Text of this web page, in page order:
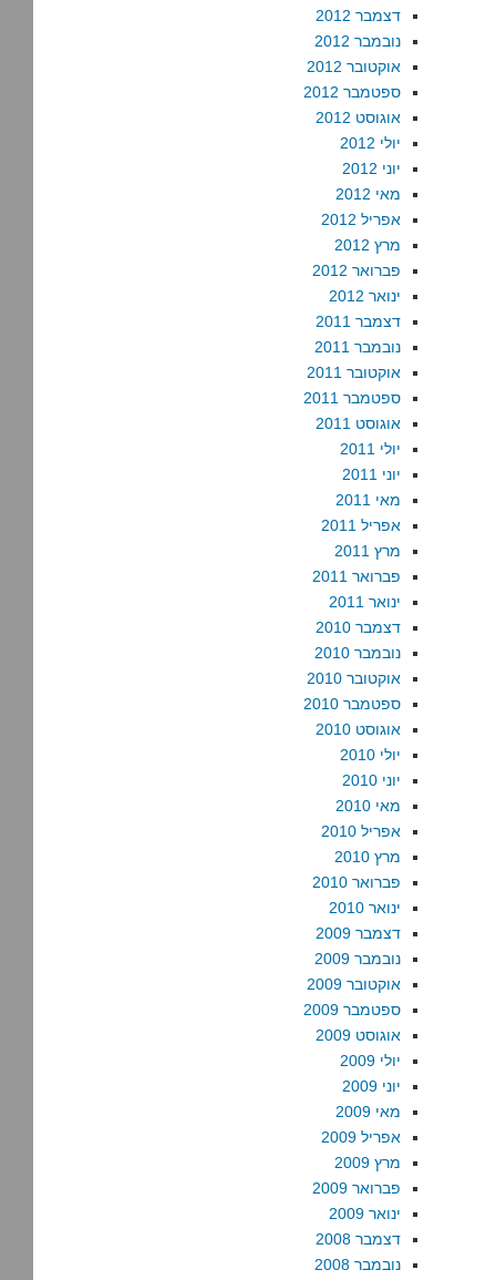
דצמבר 2012
נובמבר 2012
אוקטובר 2012
ספטמבר 2012
אוגוסט 2012
יולי 2012
יוני 2012
מאי 2012
אפריל 2012
מרץ 2012
פברואר 2012
ינואר 2012
דצמבר 2011
נובמבר 2011
אוקטובר 2011
ספטמבר 2011
אוגוסט 2011
יולי 2011
יוני 2011
מאי 2011
אפריל 2011
מרץ 2011
פברואר 2011
ינואר 2011
דצמבר 2010
נובמבר 2010
אוקטובר 2010
ספטמבר 2010
אוגוסט 2010
יולי 2010
יוני 2010
מאי 2010
אפריל 2010
מרץ 2010
פברואר 2010
ינואר 2010
דצמבר 2009
נובמבר 2009
אוקטובר 2009
ספטמבר 2009
אוגוסט 2009
יולי 2009
יוני 2009
מאי 2009
אפריל 2009
מרץ 2009
פברואר 2009
ינואר 2009
דצמבר 2008
נובמבר 2008